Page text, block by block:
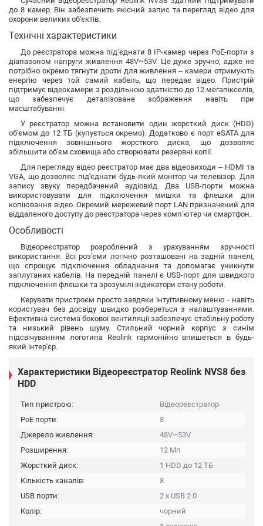
до 8 камер. Він забезпечить якісний запис та перегляд відео для
охорони великих об'єктів.
Технічні характеристики
До реєстратора можна під’єднати 8 IP-камер через PoE-порти з
діапазоном напруги живлення 48V~53V. Це дуже зручно, адже не
потрібно окремо тягнути дроти для живлення – камери отримують
енергію через той самий кабель, що передає відео. Пристрій
підтримує відеокамери з роздільною здатністю до 12 мегапікселів,
що забезпечує деталізоване зображення навіть при
масштабуванні.
У реєстратор можна встановити один жорсткий диск (HDD)
об'ємом до 12 ТБ (купується окремо). Додатково є порт eSATA для
підключення зовнішнього жорсткого диска, що дозволяє
збільшити об'єм сховища або створювати резервні копії.
Для перегляду відео реєстратор має два відеовиходи – HDMI та
VGA, що дозволяє під'єднати будь-який монітор чи телевізор. Для
запису звуку передбачений аудіовхід. Два USB-порти можна
використовувати для підключення мишки та флешки для
копіювання відео. Окремий мережевий порт LAN призначений для
віддаленого доступу до реєстратора через комп'ютер чи смартфон.
Особливості
Відеореєстратор розроблений з урахуванням зручності
використання. Всі роз'єми логічно розташовані на задній панелі,
що спрощує підключення обладнання та допомагає уникнути
заплутаних кабелів. На передній панелі є USB-порт для швидкого
підключення флешки та зрозумілі індикатори стану роботи.
Керувати пристроєм просто завдяки інтуїтивному меню - навіть
користувач без досвіду швидко розбереться з налаштуваннями.
Ефективна система бокової вентиляції забезпечує стабільну роботу
та низький рівень шуму. Стильний чорний корпус з синім
підсвічуванням логотипа Reolink гармонійно впишеться в будь-
який інтер'єр.
Характеристики Відеореєстратор Reolink NVS8 без
HDD
Тип пристрою:
Відеореєстратор
PoE порти:
8
Джерело живлення:
48V~53V
Розширення:
12 Мп
Жорсткий диск:
1 HDD до 12 ТБ
Кількість каналів:
8
USB порти:
2 x USB 2.0
Колір:
чорний